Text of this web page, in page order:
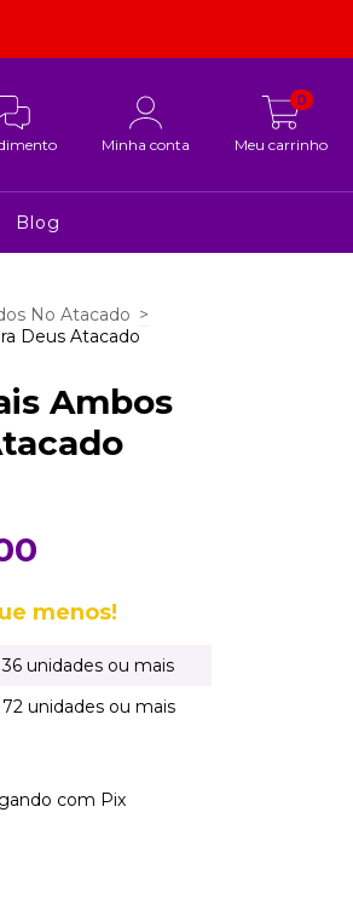
Minha conta Meu carrinho
0
Blog
No Atacado >
Deus Atacado
Ambos
menos!
unidades ou mais
unidades ou mais
com Pix